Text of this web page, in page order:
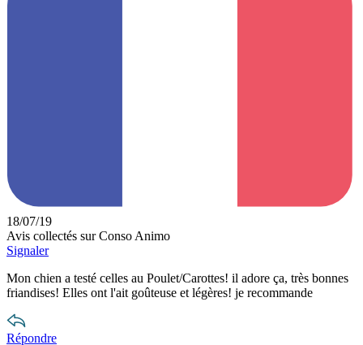
18/07/19
Avis collectés sur Conso Animo
Signaler
Mon chien a testé celles au Poulet/Carottes! il adore ça, très bonnes
friandises! Elles ont l'ait goûteuse et légères! je recommande
Répondre